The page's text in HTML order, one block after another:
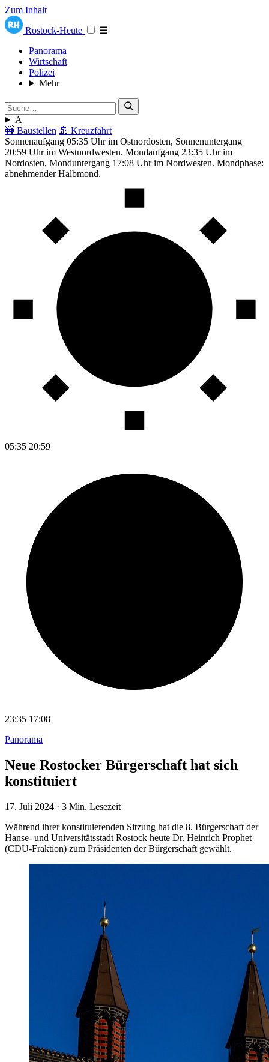
Zum Inhalt
Rostock-Heute
☰
Panorama
Wirtschaft
Polizei
Mehr
A
🚧 Baustellen 🚢 Kreuzfahrt
Sonnenaufgang 05:35 Uhr im Ostnordosten, Sonnenuntergang
20:59 Uhr im Westnordwesten. Mondaufgang 23:35 Uhr im
Nordosten, Monduntergang 17:08 Uhr im Nordwesten. Mondphase:
abnehmender Halbmond.
05:35 20:59
23:35 17:08
Panorama
Neue Rostocker Bürgerschaft hat sich
konstituiert
17. Juli 2024 · 3 Min. Lesezeit
Während ihrer konstituierenden Sitzung hat die 8. Bürgerschaft der
Hanse- und Universitätsstadt Rostock heute Dr. Heinrich Prophet
(CDU-Fraktion) zum Präsidenten der Bürgerschaft gewählt.